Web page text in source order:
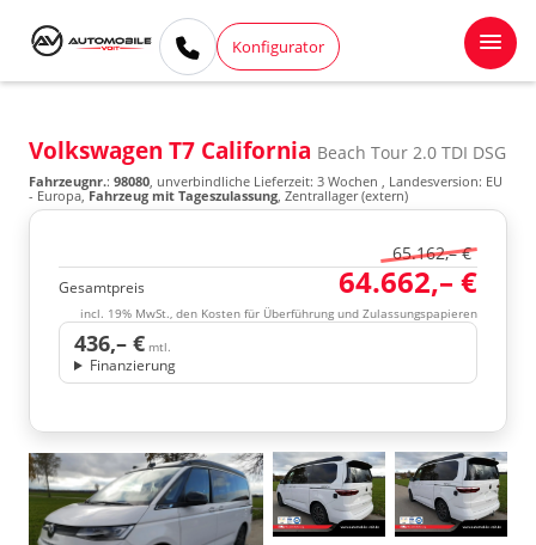
Konfigurator
Volkswagen T7 California Beach Tour 2.0 TDI DSG
Fahrzeugnr.: 98080, unverbindliche Lieferzeit: 3 Wochen , Landesversion: EU
- Europa,Fahrzeug mit Tageszulassung, Zentrallager (extern)
65.162,– €
Gesamtpreis 64.662,– €
incl. 19% MwSt., den Kosten für Überführung und Zulassungspapieren
436,– € mtl.
Finanzierung